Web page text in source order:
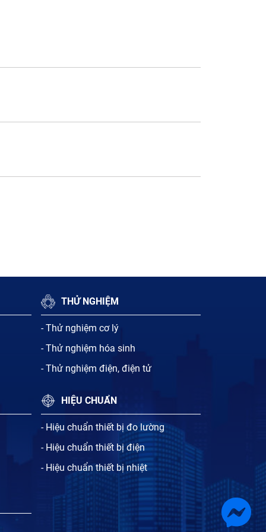
THỬ NGHIỆM
- Thử nghiệm cơ lý
- Thử nghiệm hóa sinh
- Thử nghiệm điện, điện tử
HIỆU CHUẨN
- Hiệu chuẩn thiết bị đo lường
- Hiệu chuẩn thiết bị điện
- Hiệu chuẩn thiết bị nhiệt